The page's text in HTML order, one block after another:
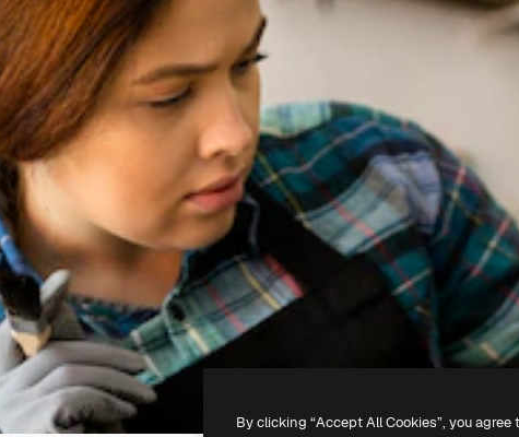
By clicking “Accept All Cookies”, you